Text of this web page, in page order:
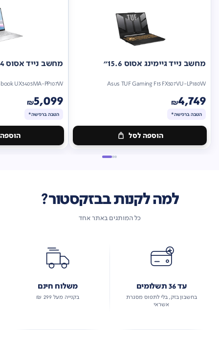
מחשב נייד גיימינג אסוס 15.6"
Asus TUF Gaming F15 FX507VU-LP180W
₪4,749
הטבה ברכישה*
הוספה לסל
מחשב נייד אסוס 14"
UX3405MA-PP107W
₪5,099
הטבה ברכישה*
למה לקנות בבזקסטור?
כל המותגים באתר אחד
עד 36 תשלומים
בחשבון בזק, בלי לתפוס מסגרת
אשראי
משלוח חינם
בקנייה מעל 299 ₪